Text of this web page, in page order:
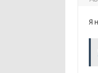
Я